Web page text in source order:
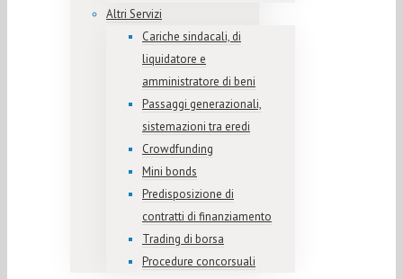
Altri Servizi
Cariche sindacali, di
liquidatore e
amministratore di beni
Passaggi generazionali,
sistemazioni tra eredi
Crowdfunding
Mini bonds
Predisposizione di
contratti di finanziamento
Trading di borsa
Procedure concorsuali